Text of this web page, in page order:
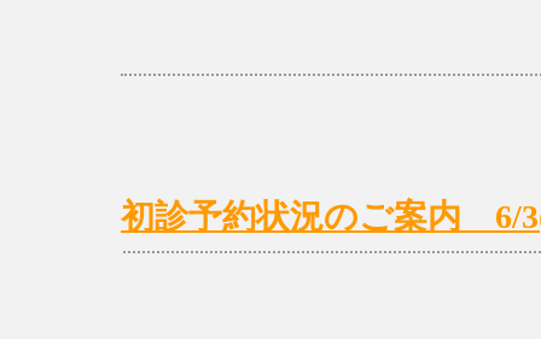
初診予約状況のご案内 6/